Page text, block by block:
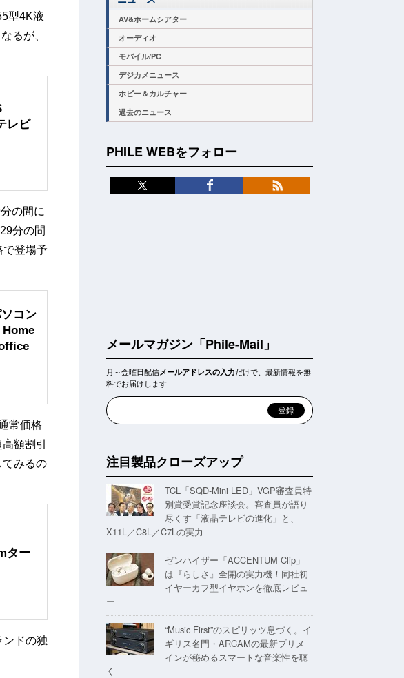
型4K液
るが、
レビ
の間に
分の間
で登場予
コン
Home
常価格
額割引
てみるの
ター
ンドの独
AV&ホームシアター
オーディオ
モバイル/PC
デジカメニュース
ホビー＆カルチャー
過去のニュース
PHILE WEBをフォロー
メールマガジン「Phile-Mail」
月～金曜日配信メールアドレスの入力だけで、最新情報を無
料でお届けします
注目製品クローズアップ
TCL「SQD-Mini LED」VGP審査員特
別賞受賞記念座談会。審査員が語り
尽くす「液晶テレビの進化」と、
X11L／C8L／C7Lの実力
ゼンハイザー「ACCENTUM Clip」
は『らしさ』全開の実力機！同社初
イヤーカフ型イヤホンを徹底レビュ
ー
“Music First”のスピリッツ息づく。イ
ギリス名門・ARCAMの最新プリメ
インが秘めるスマートな音楽性を聴
く